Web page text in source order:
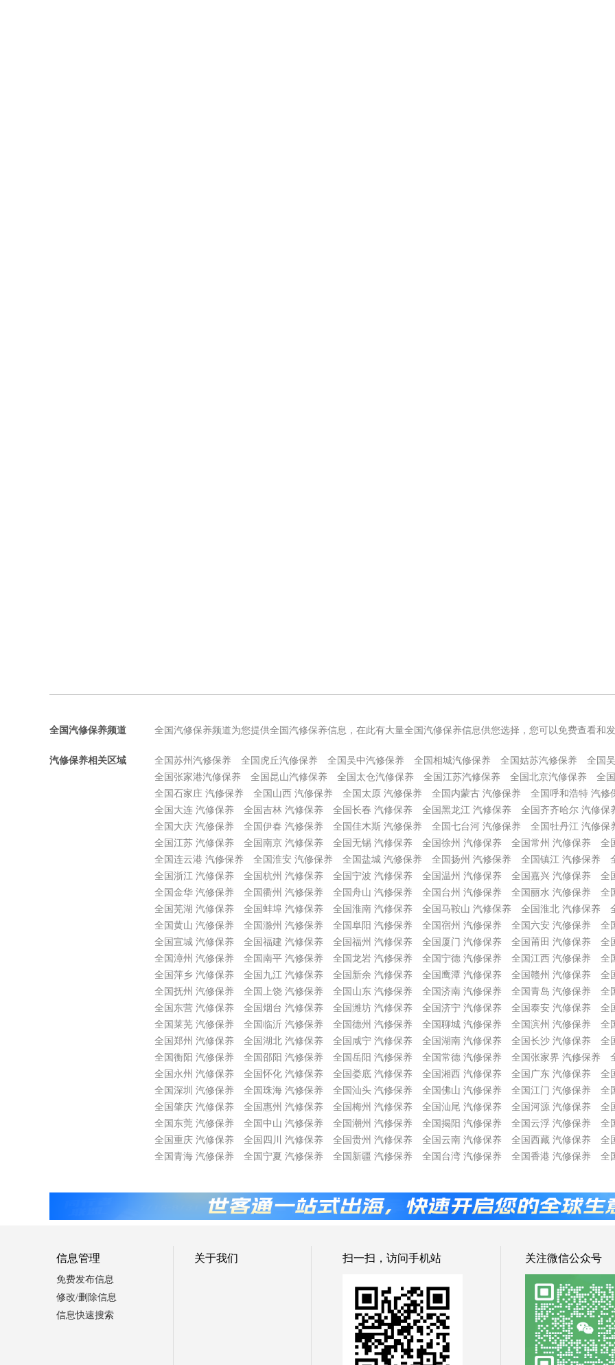
全国汽修保养频道 全国汽修保养频道为您提供全国汽修保养信息，在此有大量全国汽修保养信息供您选择，您可以免费查看和
汽修保养相关区域 全国苏州汽修保养 全国虎丘汽修保养 全国吴中汽修保养 全国相城汽修保养 全国姑苏汽修保养
全国
全国张家港汽修保养
全国昆山汽修保养 全国太仓汽修保养 全国江苏汽修保养 全国北京汽修保养
全
全国石家庄 汽修保养
全国山西 汽修保养 全国太原 汽修保养 全国内蒙古 汽修保养
全国呼和浩特 汽修
全国大连 汽修保养
全国吉林 汽修保养 全国长春 汽修保养 全国黑龙江 汽修保养
全国齐齐哈尔 汽修保
全国大庆 汽修保养
全国伊春 汽修保养 全国佳木斯 汽修保养 全国七台河 汽修保养
全国牡丹江 汽修保
全国江苏 汽修保养
全国南京 汽修保养 全国无锡 汽修保养 全国徐州 汽修保养 全国常州 汽修保养
全
全国连云港 汽修保养
全国淮安 汽修保养 全国盐城 汽修保养 全国扬州 汽修保养 全国镇江 汽修保养
全国浙江 汽修保养
全国杭州 汽修保养 全国宁波 汽修保养 全国温州 汽修保养 全国嘉兴 汽修保养
全
全国金华 汽修保养
全国衢州 汽修保养 全国舟山 汽修保养 全国台州 汽修保养 全国丽水 汽修保养
全
全国芜湖 汽修保养
全国蚌埠 汽修保养 全国淮南 汽修保养 全国马鞍山 汽修保养 全国淮北 汽修保养
全国黄山 汽修保养
全国滁州 汽修保养 全国阜阳 汽修保养 全国宿州 汽修保养 全国六安 汽修保养
全
全国宣城 汽修保养
全国福建 汽修保养 全国福州 汽修保养 全国厦门 汽修保养 全国莆田 汽修保养
全
全国漳州 汽修保养
全国南平 汽修保养 全国龙岩 汽修保养 全国宁德 汽修保养 全国江西 汽修保养
全
全国萍乡 汽修保养
全国九江 汽修保养 全国新余 汽修保养 全国鹰潭 汽修保养 全国赣州 汽修保养
全
全国抚州 汽修保养
全国上饶 汽修保养 全国山东 汽修保养 全国济南 汽修保养 全国青岛 汽修保养
全
全国东营 汽修保养
全国烟台 汽修保养 全国潍坊 汽修保养 全国济宁 汽修保养 全国泰安 汽修保养
全
全国莱芜 汽修保养
全国临沂 汽修保养 全国德州 汽修保养 全国聊城 汽修保养 全国滨州 汽修保养
全
全国郑州 汽修保养
全国湖北 汽修保养 全国咸宁 汽修保养 全国湖南 汽修保养 全国长沙 汽修保养
全
全国衡阳 汽修保养
全国邵阳 汽修保养 全国岳阳 汽修保养 全国常德 汽修保养 全国张家界 汽修保养
全国永州 汽修保养
全国怀化 汽修保养 全国娄底 汽修保养 全国湘西 汽修保养 全国广东 汽修保养
全
全国深圳 汽修保养
全国珠海 汽修保养 全国汕头 汽修保养 全国佛山 汽修保养 全国江门 汽修保养
全
全国肇庆 汽修保养
全国惠州 汽修保养 全国梅州 汽修保养 全国汕尾 汽修保养 全国河源 汽修保养
全
全国东莞 汽修保养
全国中山 汽修保养 全国潮州 汽修保养 全国揭阳 汽修保养 全国云浮 汽修保养
全
全国重庆 汽修保养
全国四川 汽修保养 全国贵州 汽修保养 全国云南 汽修保养 全国西藏 汽修保养
全
全国青海 汽修保养
全国宁夏 汽修保养 全国新疆 汽修保养 全国台湾 汽修保养 全国香港 汽修保养 全
信息管理
免费发布信息
修改/删除信息
信息快速搜索
关于我们 扫一扫，访问手机站 关注微信公众号